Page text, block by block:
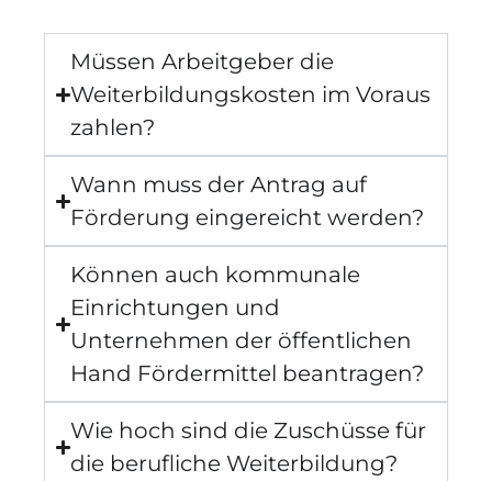
Müssen Arbeitgeber die
Weiterbildungskosten im Voraus
zahlen?
Wann muss der Antrag auf
Förderung eingereicht werden?
Können auch kommunale
Einrichtungen und
Unternehmen der öffentlichen
Hand Fördermittel beantragen?
Wie hoch sind die Zuschüsse für
die berufliche Weiterbildung?